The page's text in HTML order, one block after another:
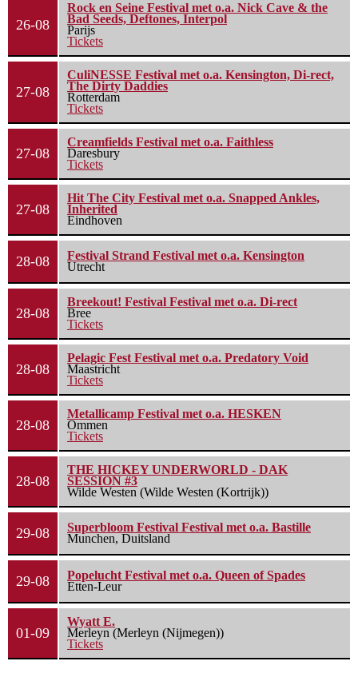
26-08
Rock en Seine Festival met o.a. Nick Cave & the
Bad Seeds, Deftones, Interpol
Parijs
Tickets
27-08
CuliNESSE Festival met o.a. Kensington, Di-rect,
The Dirty Daddies
Rotterdam
Tickets
27-08
Creamfields Festival met o.a. Faithless
Daresbury
Tickets
27-08
Hit The City Festival met o.a. Snapped Ankles,
Inherited
Eindhoven
28-08
Festival Strand Festival met o.a. Kensington
Utrecht
28-08
Breekout! Festival Festival met o.a. Di-rect
Bree
Tickets
28-08
Pelagic Fest Festival met o.a. Predatory Void
Maastricht
Tickets
28-08
Metallicamp Festival met o.a. HESKEN
Ommen
Tickets
28-08
THE HICKEY UNDERWORLD - DAK
SESSION #3
Wilde Westen (Wilde Westen (Kortrijk))
29-08
Superbloom Festival Festival met o.a. Bastille
Munchen, Duitsland
29-08
Popelucht Festival met o.a. Queen of Spades
Etten-Leur
01-09
Wyatt E.
Merleyn (Merleyn (Nijmegen))
Tickets